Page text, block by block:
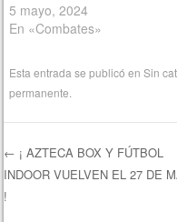
5 mayo, 2024
En «Combates»
Esta entrada se publicó enSin
permanente
Navegación
← ¡ AZTECA BOX Y FÚTBOL
INDOOR VUELVEN EL 27 DE
!